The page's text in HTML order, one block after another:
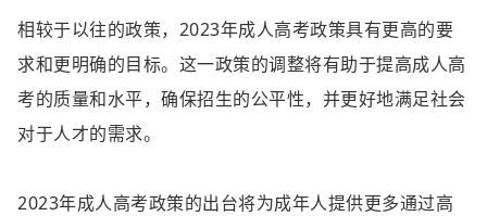
相较于以往的政策，2023年成人高考政策具有更高的要
求和更明确的目标。这一政策的调整将有助于提高成人高
考的质量和水平，确保招生的公平性，并更好地满足社会
对于人才的需求。
2023年成人高考政策的出台将为成年人提供更多通过高